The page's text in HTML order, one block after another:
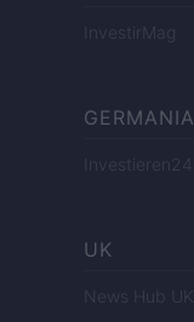
InvestirMag
GERMANIA
Investieren24
UK
News Hub UK